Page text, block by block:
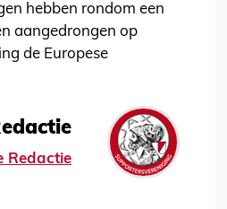
hebben rondom een
aangedrongen op
de Europese
Redactie